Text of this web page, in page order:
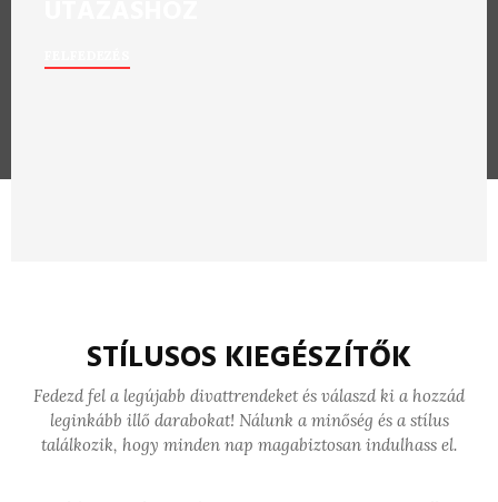
STÍLUSOS KIEGÉSZÍTŐK
Fedezd fel a legújabb divattrendeket és válaszd ki a hozzád
leginkább illő darabokat! Nálunk a minőség és a stílus
találkozik, hogy minden nap magabiztosan indulhass el.